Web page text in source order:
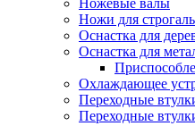
Ножевые валы
Ножи для
Оснастка для
Оснастка для
Охлаждающее
Переходные
Переходные